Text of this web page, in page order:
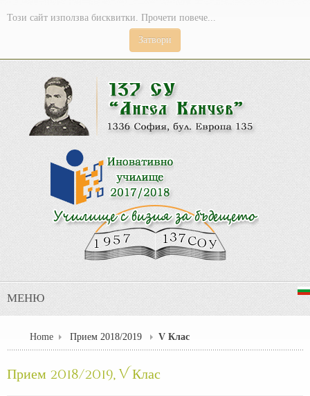
Този сайт използва бисквитки. Прочети повече...
Затвори
МЕНЮ
Home Прием 2018/2019 V Клас
Прием 2018/2019, V Клас